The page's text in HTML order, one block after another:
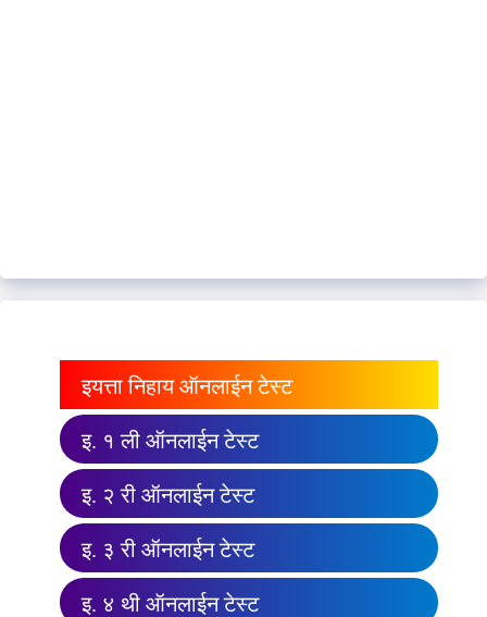
इयत्ता निहाय ऑनलाईन टेस्ट
इ. १ ली ऑनलाईन टेस्ट
इ. २ री ऑनलाईन टेस्ट
इ. ३ री ऑनलाईन टेस्ट
इ. ४ थी ऑनलाईन टेस्ट